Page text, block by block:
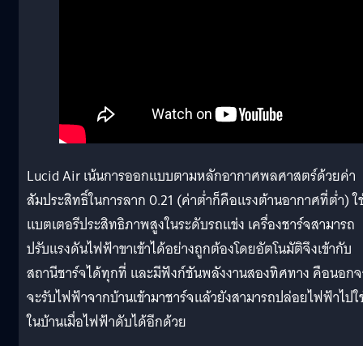
Lucid Air เน้นการออกแบบตามหลักอากาศพลศาสตร์ด้วยค่า
สัมประสิทธิ์ในการลาก 0.21 (ค่าต่ำก็คือแรงต้านอากาศที่ต่ำ) ใ
แบตเตอรีประสิทธิภาพสูงในระดับรถแข่ง เครื่องชาร์จสามารถ
ปรับแรงดันไฟฟ้าขาเข้าได้อย่างถูกต้องโดยอัตโนมัติจึงเข้ากับ
สถานีชาร์จได้ทุกที่ และมีฟังก์ชันพลังงานสองทิศทาง คือนอก
จะรับไฟฟ้าจากบ้านเข้ามาชาร์จแล้วยังสามารถปล่อยไฟฟ้าไป
ในบ้านเมื่อไฟฟ้าดับได้อีกด้วย